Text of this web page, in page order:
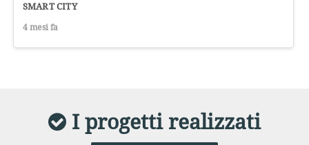
SMART CITY
4 mesi fa
I progetti realizzati